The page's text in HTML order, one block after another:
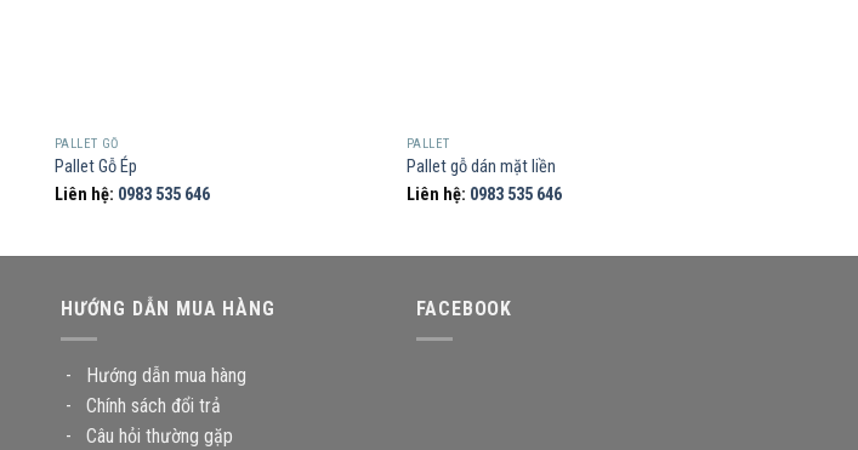
PALLET GỖ
Pallet Gỗ Ép
Liên hệ: 0983 535 646
PALLET
Pallet gỗ dán mặt liền
Liên hệ: 0983 535 646
HƯỚNG DẪN MUA HÀNG
- Hướng dẫn mua hàng
- Chính sách đổi trả
- Câu hỏi thường gặp
FACEBOOK